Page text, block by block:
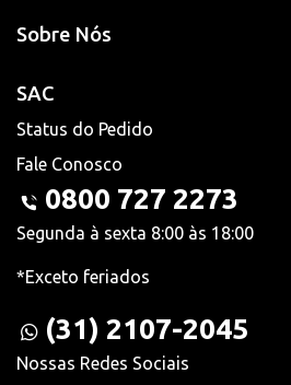
Sobre Nós
SAC
Status do Pedido
Fale Conosco
0800 727 2273
Segunda à sexta 8:00 às 18:00
*Exceto feriados
(31) 2107-2045
Nossas Redes Sociais